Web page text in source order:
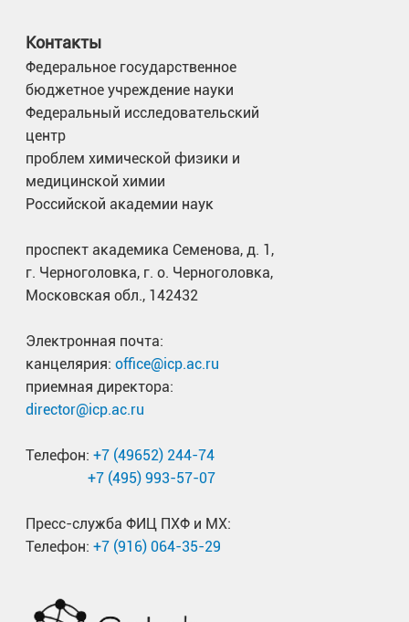
Контакты
Федеральное государственное
бюджетное учреждение науки
Федеральный исследовательский
центр
проблем химической физики и
медицинской химии
Российской академии наук
проспект академика Семенова, д. 1,
г. Черноголовка, г. о. Черноголовка,
Московская обл., 142432
Электронная почта:
канцелярия: office@icp.ac.ru
приемная директора:
director@icp.ac.ru
Телефон: +7 (49652) 244-74
+7 (495) 993-57-07
Пресс-служба ФИЦ ПХФ и МХ:
Телефон: +7 (916) 064-35-29